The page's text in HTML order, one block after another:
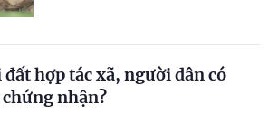
đất hợp tác xã, người dân có
chứng nhận?